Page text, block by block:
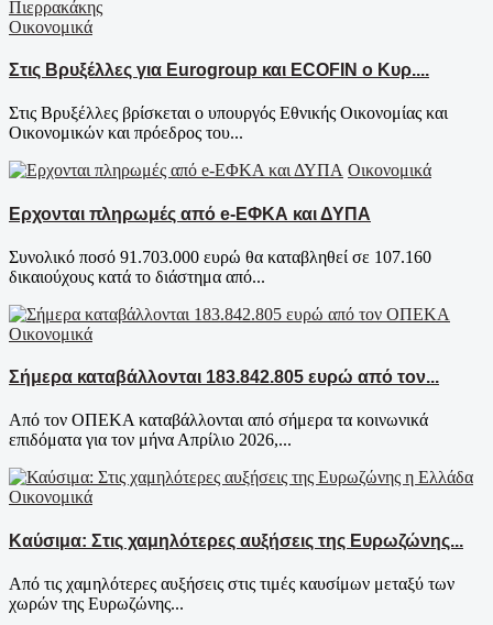
Οικονομικά
Στις Βρυξέλλες για Eurogroup και ECOFIN ο Κυρ....
Στις Βρυξέλλες βρίσκεται ο υπουργός Εθνικής Οικονομίας και
Οικονομικών και πρόεδρος του...
Οικονομικά
Ερχονται πληρωμές από e-ΕΦΚΑ και ΔΥΠΑ
Συνολικό ποσό 91.703.000 ευρώ θα καταβληθεί σε 107.160
δικαιούχους κατά το διάστημα από...
Οικονομικά
Σήμερα καταβάλλονται 183.842.805 ευρώ από τον...
Από τον ΟΠΕΚΑ καταβάλλονται από σήμερα τα κοινωνικά
επιδόματα για τον μήνα Απρίλιο 2026,...
Οικονομικά
Καύσιμα: Στις χαμηλότερες αυξήσεις της Ευρωζώνης...
Από τις χαμηλότερες αυξήσεις στις τιμές καυσίμων μεταξύ των
χωρών της Ευρωζώνης...